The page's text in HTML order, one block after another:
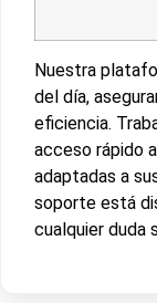
Nuestra
del día,
eficiencia.
acceso rápido
adaptadas a
soporte está
cualquier duda